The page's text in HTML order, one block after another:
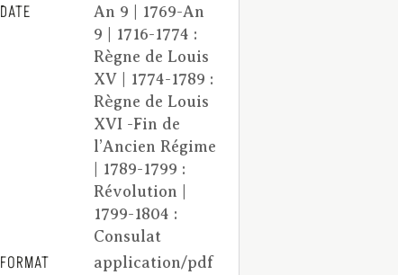
DATE
An 9 | 1769-An
9 | 1716-1774 :
Règne de Louis
XV | 1774-1789 :
Règne de Louis
XVI -Fin de
l’Ancien Régime
| 1789-1799 :
Révolution |
1799-1804 :
Consulat
FORMAT
application/pdf